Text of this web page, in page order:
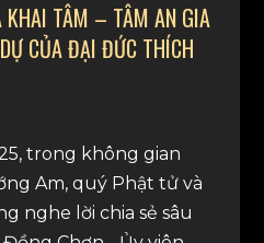
KHAI TÂM – TÂM AN GIA
CỦA ĐẠI ĐỨC THÍCH
trong không gian
Am, quý Phật tử và
nghe lời chia sẻ sâu